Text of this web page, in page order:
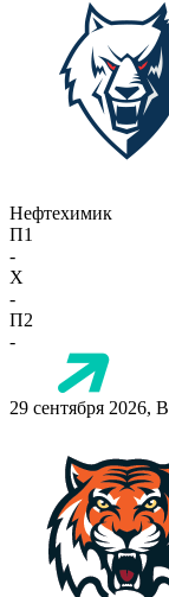
Нефтехимик
П1
-
X
-
П2
-
29 сентября 2026,